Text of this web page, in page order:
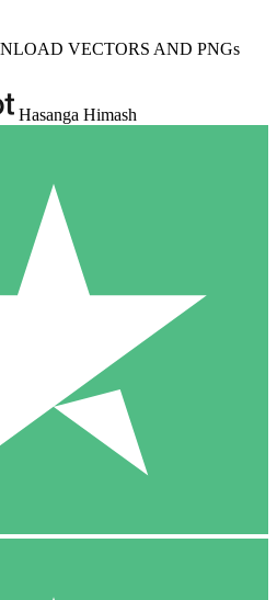
VECTORS AND PNGs
Hasanga Himash